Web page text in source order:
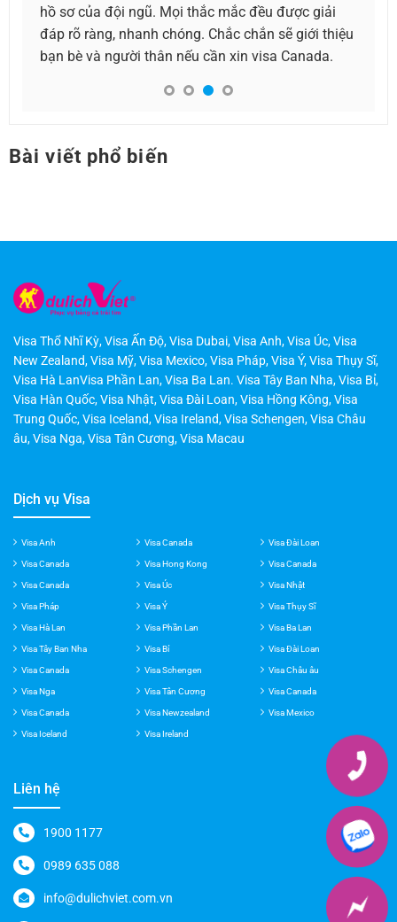
thiệu
lúc, lúc đầu khá lo vì sợ có người bị trượt. Nhưng
nhờ sự tư vấn nhiệt tình của bạn Thư, hồ sơ được
chuẩn bị chỉn chu, rõ ràng nên cả nhà đều đậu
chuyến đi trọn vẹn!
Dịch vụ Visa
Visa Anh Visa Canada Visa Đài Loan
Visa Canada Visa Hong Kong Visa Canada
Visa Canada Visa Úc Visa Nhật
Visa Pháp Visa Ý Visa Thụy Sĩ
Visa Hà Lan Visa Phần Lan Visa Ba Lan
Visa Tây Ban Nha Visa Bỉ Visa Đài Loan
Visa Canada Visa Schengen Visa Châu âu
Visa Nga Visa Tân Cương
Liên hệ
0989 635 088
Visa Thổ Nhĩ Kỳ, Visa Ấn Độ ,Visa Dubai, Visa Anh ,Visa Úc,Visa
New Zealand,Visa Mỹ,Visa Mexico ,Visa Pháp , Visa Ý,Visa Thụy Sĩ
Visa Hà LanVisa Phần Lan,Visa Ba Lan.Visa Tây Ban Nha ,Visa Bỉ
Visa Hàn Quốc,Visa Nhật,Visa Đài Loan,Visa Hồng Kông